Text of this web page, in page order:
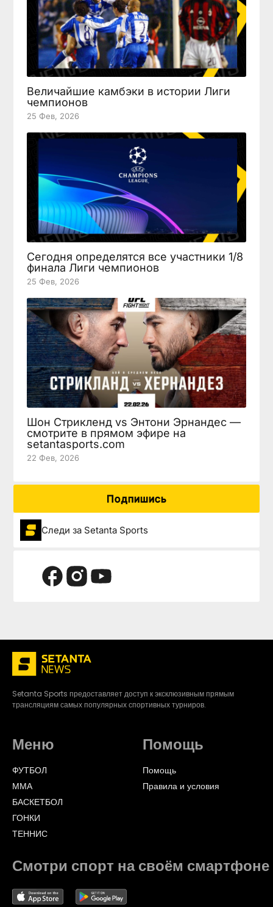
Величайшие камбэки в истории Лиги
чемпионов
25 Фев, 2026
Сегодня определятся все участники 1/8
финала Лиги чемпионов
25 Фев, 2026
Шон Стрикленд vs Энтони Эрнандес —
смотрите в прямом эфире на
setantasports.com
22 Фев, 2026
Подпишись
Следи за Setanta Sports
Setanta Sports предоставляет доступ к эксклюзивным прямым
трансляциям самых популярных спортивных турниров.
Меню
ФУТБОЛ
ММА
БАСКЕТБОЛ
ГОНКИ
ТЕННИС
Помощь
Помощь
Правила и условия
Смотри спорт на своём смартфоне